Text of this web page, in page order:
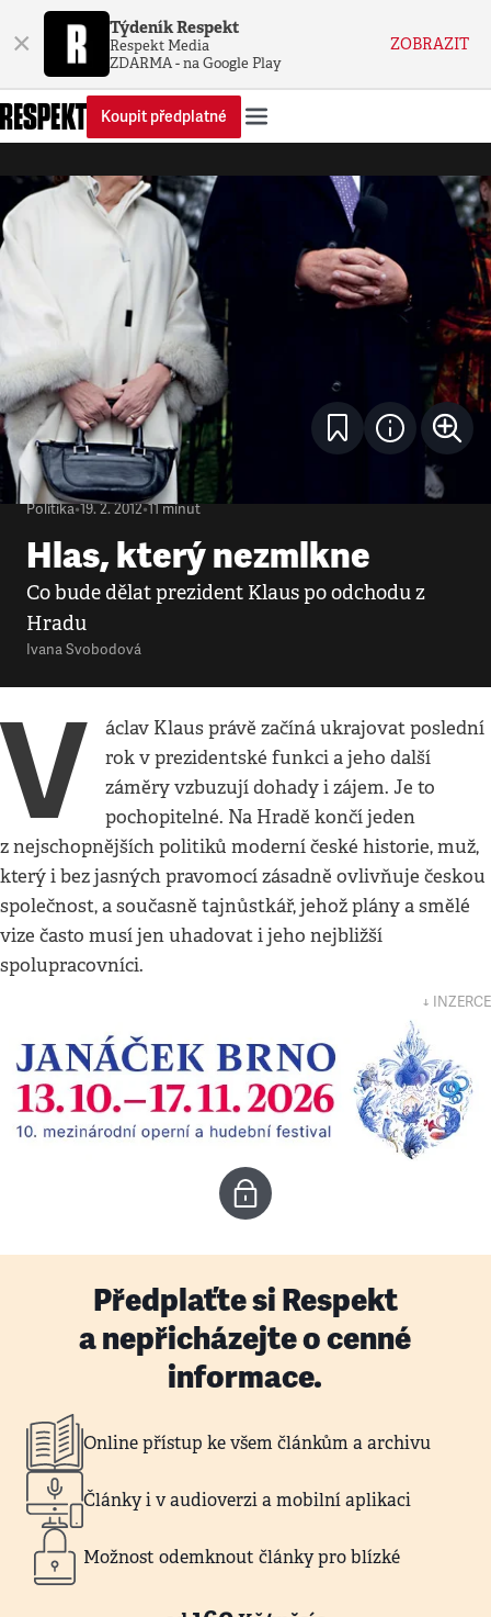
× Týdeník Respekt
Respekt Media
ZDARMA - na Google Play
ZOBRAZIT
Koupit předplatné
Politika•19. 2. 2012•11minut
Hlas, který nezmlkne
Co bude dělat prezident Klaus po odchodu z
Hradu
Ivana Svobodová
V
áclav Klaus právě začíná ukrajovat poslední
rok v prezidentské funkci a jeho další
záměry vzbuzují dohady i zájem. Je to
pochopitelné. Na Hradě končí jeden
z nejschopnějších politiků moderní české historie, muž,
který i bez jasných pravomocí zásadně ovlivňuje českou
společnost, a současně tajnůstkář, jehož plány a smělé
vize často musí jen uhadovat i jeho nejbližší
spolupracovníci.
↓ INZERCE
Předplaťte si Respekt
a nepřicházejte o cenné
informace.
Online přístup ke všem článkům a archivu
Články i v audioverzi a mobilní aplikaci
Možnost odemknout články pro blízké